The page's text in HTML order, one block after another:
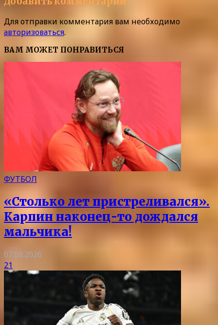
Для отправки комментария вам необходимо
авторизоваться.
ВАМ МОЖЕТ ПОНРАВИТЬСЯ
ФУТБОЛ
«Столько лет пристреливался».
Карпин наконец-то дождался
мальчика!
07.08.2026
21